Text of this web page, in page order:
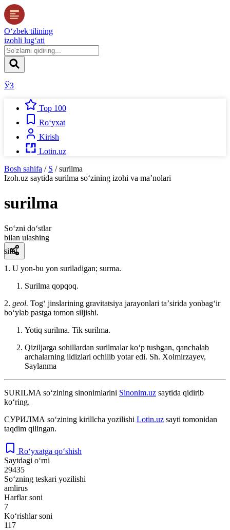
O‘zbek tilining
izohli lug‘ati
ЎЗ
Top 100
Ro‘yxat
Kirish
Lotin.uz
Bosh sahifa / S / surilma
Izoh.uz saytida surilma so‘zining izohi va ma’nolari
surilma
So‘zni do‘stlar
bilan ulashing
sifat
1. U yon-bu yon suriladigan; surma.
Surilma qopqoq.
2. geol. Togʻ jinslarining gravitatsiya jarayonlari taʼsirida yonbagʻir
boʻylab pastga tomon siljishi.
Yotiq surilma. Tik surilma.
Qiziljarga sohillardan surilmalar koʻp tushgan, qanchalab
archalarning ildizlari ochilib yotar edi. Sh. Xolmirzayev,
Saylanma
SURILMA so‘zining sinonimlarini Sinonim.uz saytida qidirib
ko‘ring.
СУРИЛМА so‘zining kirillcha yozilishi Lotin.uz sayti tomonidan
taqdim qilingan.
Ro‘yxatga qo‘shish
Saytdagi o‘rni
29435
So‘zning teskari yozilishi
amlirus
Harflar soni
7
Ko‘rishlar soni
117